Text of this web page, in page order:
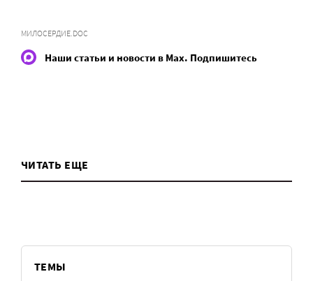
МИЛОСЕРДИЕ.DOC
Наши статьи и новости в Max. Подпишитесь
ЧИТАТЬ ЕЩЕ
ТЕМЫ